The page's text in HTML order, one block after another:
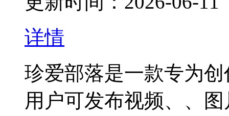
详情
珍爱部落是一款专为
用户可发布视频、、